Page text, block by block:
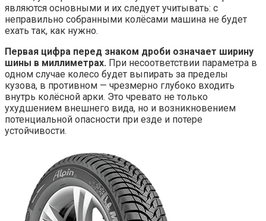
являются основными и их следует учитывать: с
неправильно собранными колёсами машина не будет
ехать так, как нужно.
Первая цифра перед знаком дроби означает ширину
шины в миллиметрах. При несоответствии параметра в
одном случае колесо будет выпирать за пределы
кузова, в противном — чрезмерно глубоко входить
внутрь колёсной арки. Это чревато не только
ухудшением внешнего вида, но и возникновением
потенциальной опасности при езде и потере
устойчивости.